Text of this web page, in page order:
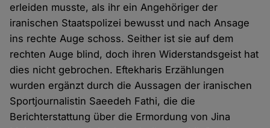
erleiden musste, als ihr ein Angehöriger der
iranischen Staatspolizei bewusst und nach Ansage
ins rechte Auge schoss. Seither ist sie auf dem
rechten Auge blind, doch ihren Widerstandsgeist hat
dies nicht gebrochen. Eftekharis Erzählungen
wurden ergänzt durch die Aussagen der iranischen
Sportjournalistin Saeedeh Fathi, die die
Berichterstattung über die Ermordung von Jina